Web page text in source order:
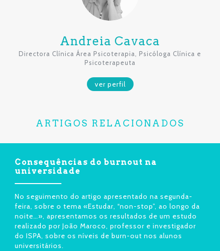
Andreia Cavaca
Directora Clínica Área Psicoterapia, Psicóloga Clínica e
Psicoterapeuta
ver perfil
ARTIGOS RELACIONADOS
Consequências do burnout na
universidade
No seguimento do artigo apresentado na segunda-
feira, sobre o tema «Estudar, “non-stop”, ao longo da
noite…», apresentamos os resultados de um estudo
realizado por João Maroco, professor e investigador
do ISPA, sobre os níveis de burn-out nos alunos
universitários.